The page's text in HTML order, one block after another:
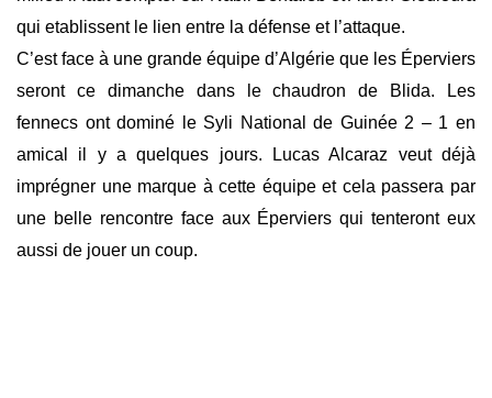
qui etablissent le lien entre la défense et l’attaque.
C’est face à une grande équipe d’Algérie que les Éperviers
seront ce dimanche dans le chaudron de Blida. Les
fennecs ont dominé le Syli National de Guinée 2 – 1 en
amical il y a quelques jours. Lucas Alcaraz veut déjà
imprégner une marque à cette équipe et cela passera par
une belle rencontre face aux Éperviers qui tenteront eux
aussi de jouer un coup.